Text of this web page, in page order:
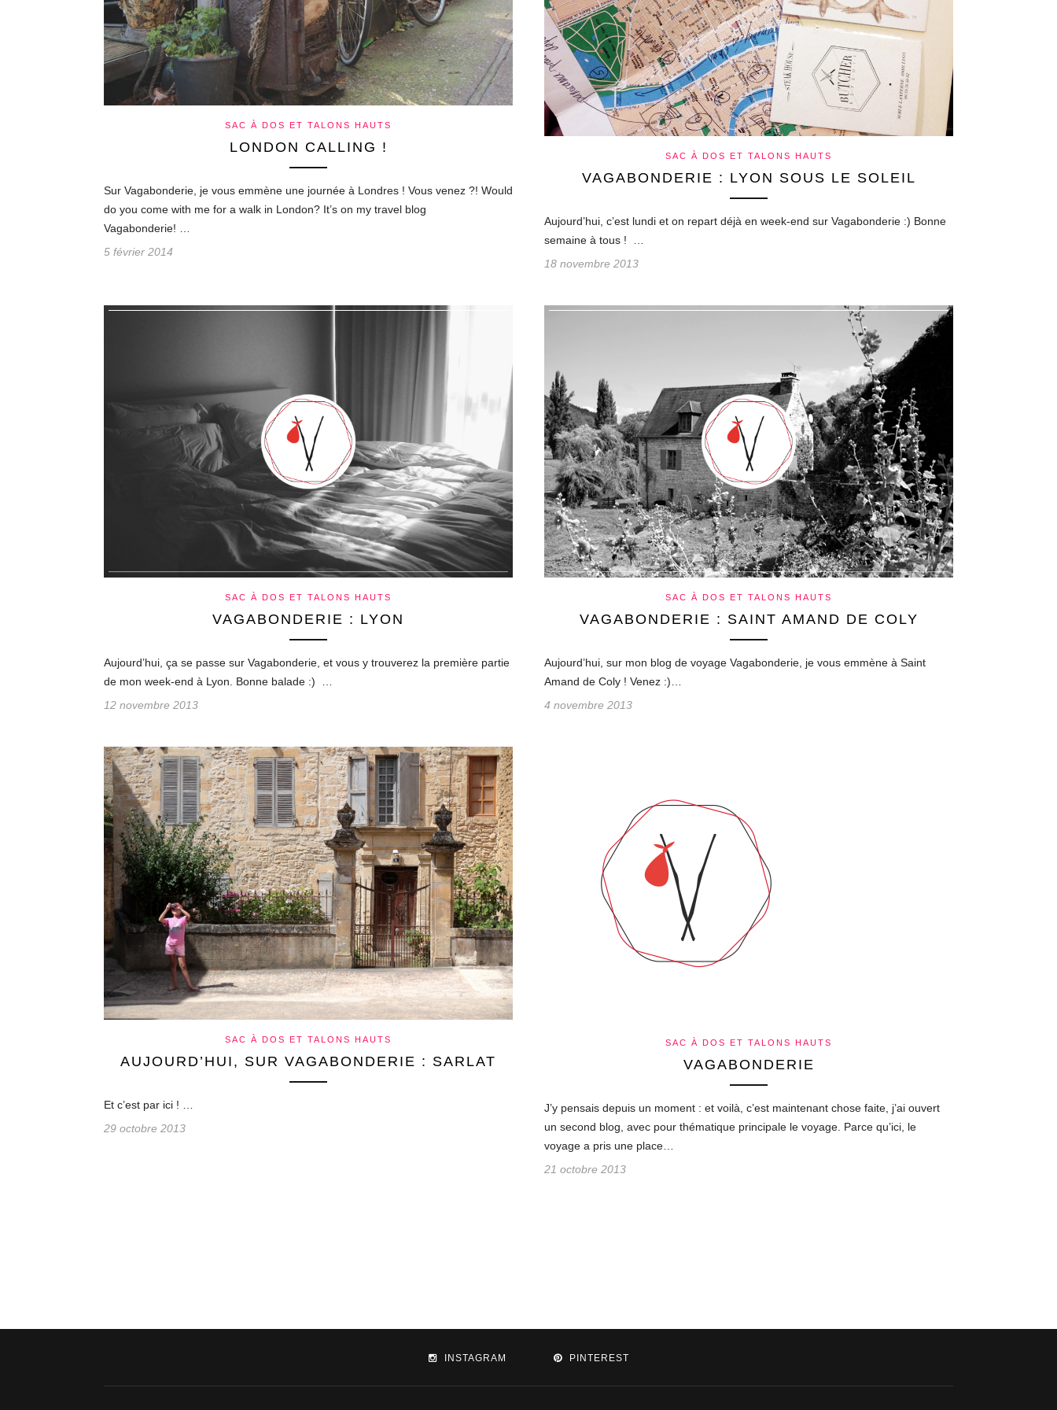
SAC À DOS ET TALONS HAUTS
LONDON CALLING !
Sur Vagabonderie, je vous emmène une journée à Londres ! Vous venez ?! Would
do you come with me for a walk in London? It’s on my travel blog
Vagabonderie! …
5 février 2014
SAC À DOS ET TALONS HAUTS
VAGABONDERIE : LYON SOUS LE SOLEIL
Aujourd’hui, c’est lundi et on repart déjà en week-end sur Vagabonderie :) Bonne
semaine à tous ! …
18 novembre 2013
SAC À DOS ET TALONS HAUTS
VAGABONDERIE : LYON
Aujourd’hui, ça se passe sur Vagabonderie, et vous y trouverez la première partie
de mon week-end à Lyon. Bonne balade :) …
12 novembre 2013
SAC À DOS ET TALONS HAUTS
VAGABONDERIE : SAINT AMAND DE COLY
Aujourd’hui, sur mon blog de voyage Vagabonderie, je vous emmène à Saint
Amand de Coly ! Venez :)…
4 novembre 2013
SAC À DOS ET TALONS HAUTS
AUJOURD’HUI, SUR VAGABONDERIE : SARLAT
Et c’est par ici ! …
29 octobre 2013
SAC À DOS ET TALONS HAUTS
VAGABONDERIE
J’y pensais depuis un moment : et voilà, c’est maintenant chose faite, j’ai ouvert
un second blog, avec pour thématique principale le voyage. Parce qu’ici, le
voyage a pris une place…
21 octobre 2013
INSTAGRAM PINTEREST